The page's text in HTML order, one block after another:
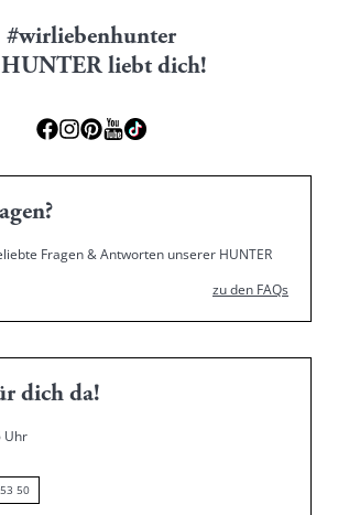
#wirliebenhunter
liebt dich!
Fragen & Antworten unserer HUNTER
zu den FAQs
dich da!
Uhr
50